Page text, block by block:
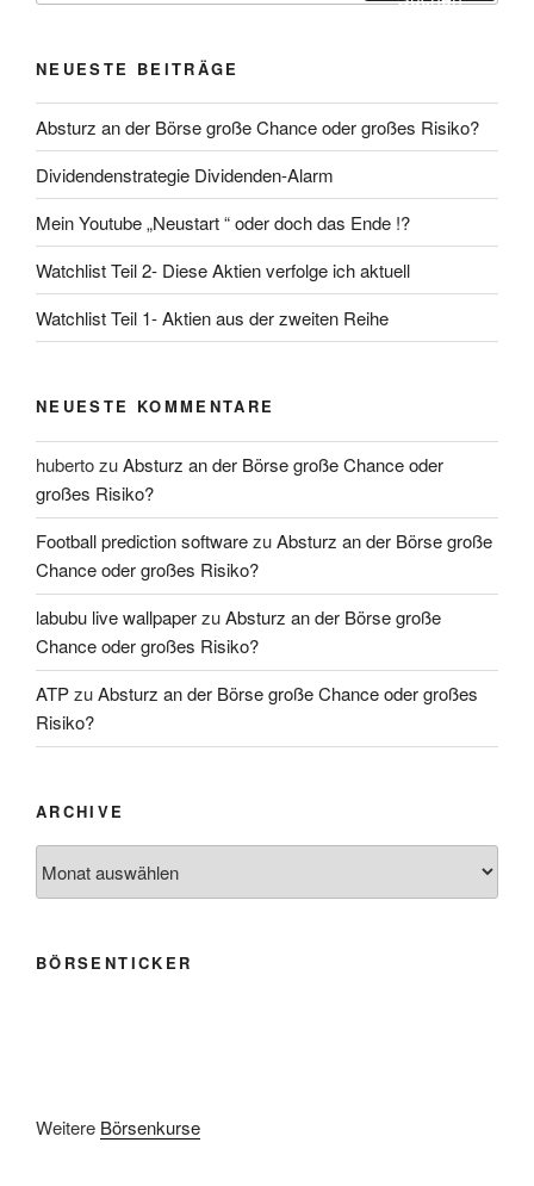
NEUESTE BEITRÄGE
Absturz an der Börse große Chance oder großes Risiko?
Dividendenstrategie Dividenden-Alarm
Mein Youtube „Neustart “ oder doch das Ende !?
Watchlist Teil 2- Diese Aktien verfolge ich aktuell
Watchlist Teil 1- Aktien aus der zweiten Reihe
NEUESTE KOMMENTARE
hubertozuAbsturz an der Börse große Chance oder
großes Risiko?
Football prediction softwarezuAbsturz an der Börse große
Chance oder großes Risiko?
labubu live wallpaperzuAbsturz an der Börse große
Chance oder großes Risiko?
ATPzuAbsturz an der Börse große Chance oder großes
Risiko?
ARCHIVE
BÖRSENTICKER
Weitere Börsenkurse